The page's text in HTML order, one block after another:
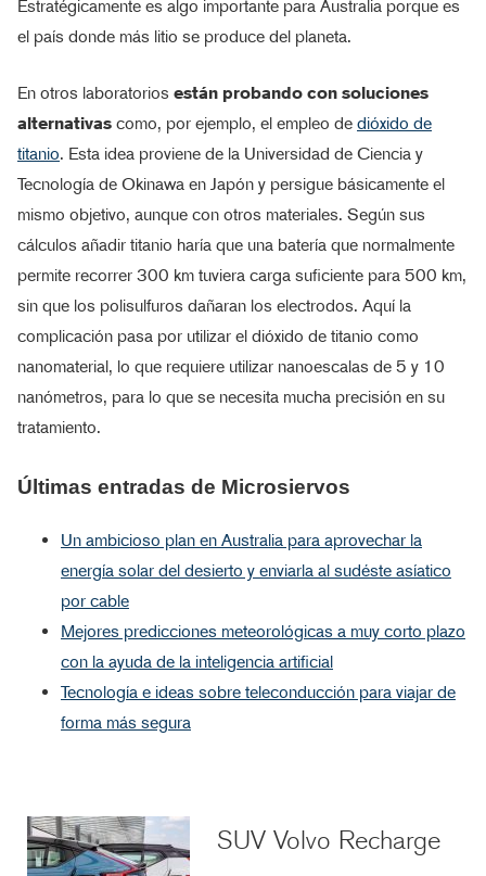
Estratégicamente es algo importante para Australia porque es
el país donde más litio se produce del planeta.
En otros laboratorios están probando con soluciones
alternativas como, por ejemplo, el empleo de dióxido de
titanio. Esta idea proviene de la Universidad de Ciencia y
Tecnología de Okinawa en Japón y persigue básicamente el
mismo objetivo, aunque con otros materiales. Según sus
cálculos añadir titanio haría que una batería que normalmente
permite recorrer 300 km tuviera carga suficiente para 500 km,
sin que los polisulfuros dañaran los electrodos. Aquí la
complicación pasa por utilizar el dióxido de titanio como
nanomaterial, lo que requiere utilizar nanoescalas de 5 y 10
nanómetros, para lo que se necesita mucha precisión en su
tratamiento.
Últimas entradas de Microsiervos
Un ambicioso plan en Australia para aprovechar la
energía solar del desierto y enviarla al sudéste asíatico
por cable
Mejores predicciones meteorológicas a muy corto plazo
con la ayuda de la inteligencia artificial
Tecnología e ideas sobre teleconducción para viajar de
forma más segura
SUV Volvo Recharge